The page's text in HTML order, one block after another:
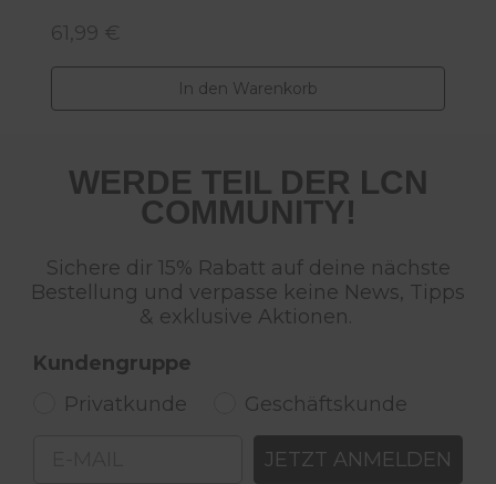
Regulärer Preis:
61,99 €
In den Warenkorb
WERDE TEIL DER LCN
COMMUNITY!
Sichere dir 15% Rabatt auf deine nächste
Bestellung und verpasse keine News, Tipps
& exklusive Aktionen.
Kundengruppe
Privatkunde
Geschäftskunde
JETZT ANMELDEN